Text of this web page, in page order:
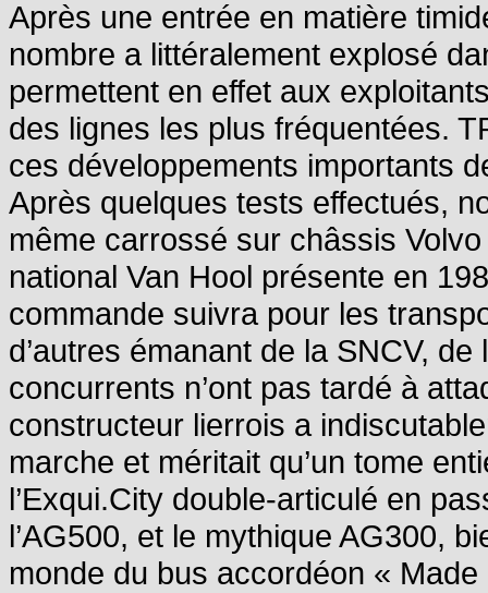
Après une entrée en matière
nombre a littéralement explosé
permettent en effet aux
des lignes les plus fréquentées.
ces développements importants
Après quelques tests effectués,
même carrossé sur châssis
national Van Hool présente en
commande suivra pour les
d’autres émanant de la SNCV,
concurrents n’ont pas tardé à
constructeur lierrois a
marche et méritait qu’un tome
l’Exqui.City double-articulé en
l’AG500, et le mythique AG300,
monde du bus accordéon « Made